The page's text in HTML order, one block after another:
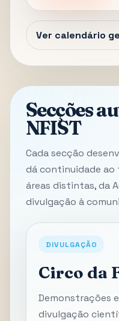
Ver calendário
Secções
NFIST
Cada secção
dá continuidade ao
áreas distintas, da
divulgação à
DIVULGAÇÃO
Circo da
Demonstrações
divulgação